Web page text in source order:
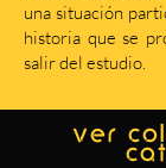
una situación
historia que se
salir del estudio.
ver